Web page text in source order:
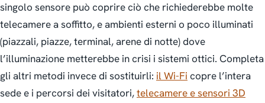
singolo sensore può coprire ciò che richiederebbe molte
telecamere a soffitto, e ambienti esterni o poco illuminati
(piazzali, piazze, terminal, arene di notte) dove
l’illuminazione metterebbe in crisi i sistemi ottici. Completa
gli altri metodi invece di sostituirli: il Wi-Fi copre l’intera
sede e i percorsi dei visitatori,telecamere e sensori 3D